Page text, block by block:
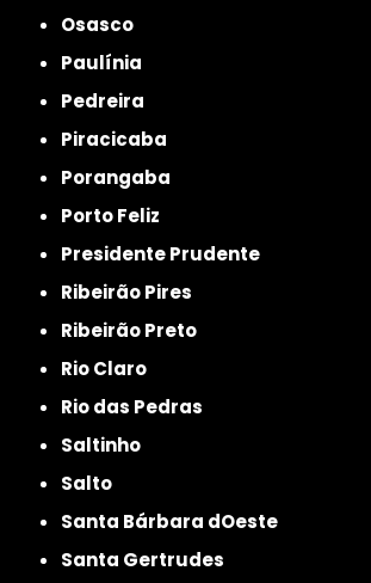
Osasco
Paulínia
Pedreira
Piracicaba
Porangaba
Porto Feliz
Presidente Prudente
Ribeirão Pires
Ribeirão Preto
Rio Claro
Rio das Pedras
Saltinho
Salto
Santa Bárbara dOeste
Santa Gertrudes